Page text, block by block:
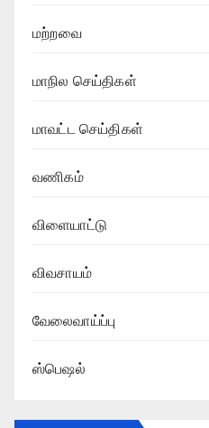
மற்றவை
மாநில செய்திகள்
மாவட்ட செய்திகள்
வணிகம்
விளையாட்டு
விவசாயம்
வேலைவாய்ப்பு
ஸ்பெஷல்